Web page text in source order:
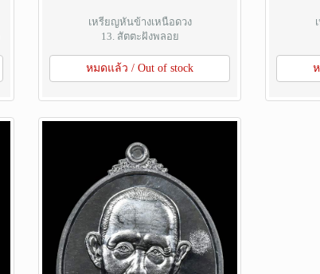
เหรียญหันข้างเหนือดวง
13. สัตตะฝังพลอย
หมดแล้ว / Out of stock